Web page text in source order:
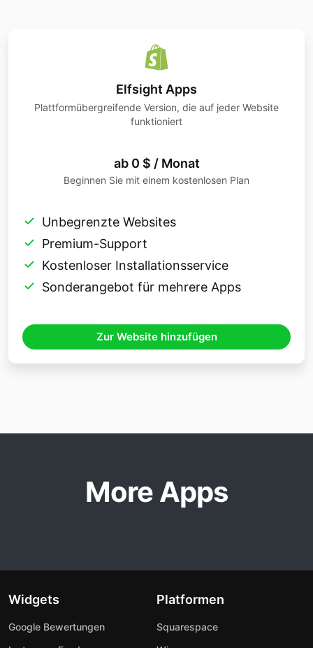
Elfsight Apps
Plattformübergreifende Version, die auf jeder Website
funktioniert
ab 0 $ / Monat
Beginnen Sie mit einem kostenlosen Plan
Unbegrenzte Websites
Premium-Support
Kostenloser Installationsservice
Sonderangebot für mehrere Apps
Zur Website hinzufügen
More Apps
Widgets
Google Bewertungen
Platformen
Squarespace